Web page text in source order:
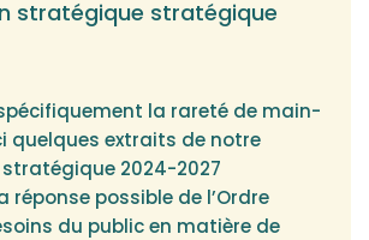
stratégique stratégique
la rareté de main-
quelques extraits de notre
2024-2027
réponse possible de l’Ordre
du public en matière de